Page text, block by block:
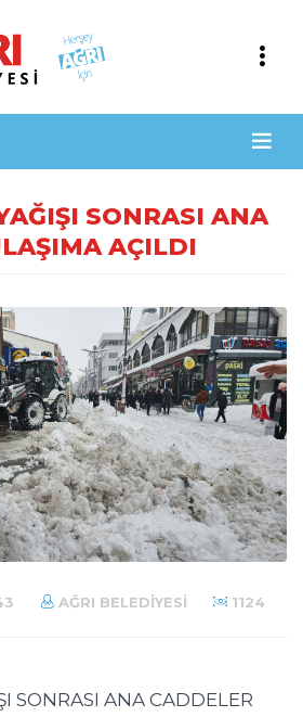
SONRASI ANA
AÇILDI
AĞRI BELEDIYESI 1124
SONRASI ANA CADDELER